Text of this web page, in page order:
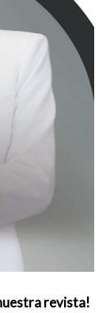
revista!